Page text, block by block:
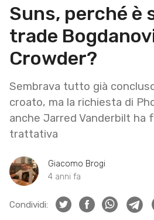
Suns, perché è
trade
Crowder?
Sembrava tutto già
croato, ma la richiesta di
anche Jarred Vanderbilt ha
trattativa
Giacomo Brogi
4 anni fa
Condividi: